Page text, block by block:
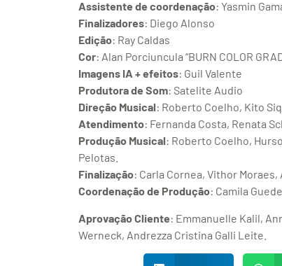
Assistente de coordenação: Yasmin
Finalizadores: Diego Alonso
Edição: Ray Caldas
Cor: Alan Porciuncula “BURN COLOR
Imagens IA + efeitos: Guil Valente
Produtora de Som: Satelite Audio
Direção Musical: Roberto Coelho, Kito
Atendimento: Fernanda Costa, Renata
Produção Musical: Roberto Coelho,
Pelotas.
Finalização: Carla Cornea, Vithor
Coordenação de Produção: Camila
Aprovação Cliente: Emmanuelle Kalil,
Werneck, Andrezza Cristina Galli Leite.